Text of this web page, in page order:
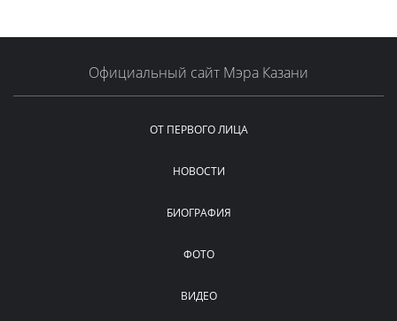
Официальный сайт Мэра Казани
ОТ ПЕРВОГО ЛИЦА
НОВОСТИ
БИОГРАФИЯ
ФОТО
ВИДЕО